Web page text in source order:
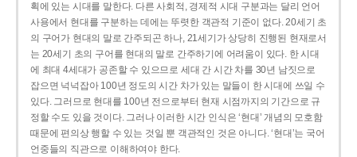
획에 있는 시대를 말한다. 다른 사회적, 경제적 시대 구분과는 달리 언어
사용에서 현대를 구분하는 데에는 뚜렷한 객관적 기준이 없다. 20세기 초
의 구어가 현대의 말로 간주되곤 하나, 21세기가 상당히 진행된 현재로서
는 20세기 초의 구어를 현대의 말로 간주하기에 어려움이 있다. 한 시대
에 최대 4세대가 공존할 수 있으므로 세대 간 시간 차를 30년 남짓으로
잡으면 넉넉잡아 100년 정도의 시간 차가 있는 말들이 한 시대에 쓰일 수
있다. 그러므로 현대를 100년 전으로부터 현재 시점까지의 기간으로 규
정할 수도 있을 것이다. 그러나 이러한 시간 인식은 ‘현대’ 개념의 모호함
때문에 편의상 행할 수 있는 것일 뿐 객관적인 것은 아니다. ‘현대’는 국어
언중들의 직관으로 이해하여야 한다.